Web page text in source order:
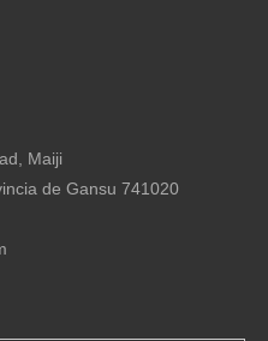
Maiji
de Gansu 741020